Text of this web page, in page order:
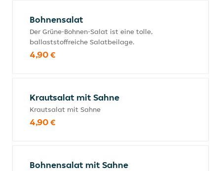
Bohnensalat
Der Grüne-Bohnen-Salat ist eine tolle,
ballaststoffreiche Salatbeilage.
4,90 €
Krautsalat mit Sahne
Krautsalat mit Sahne
4,90 €
Bohnensalat mit Sahne